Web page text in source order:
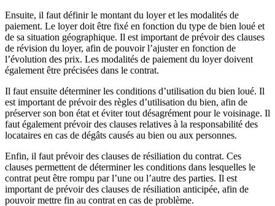
Ensuite, il faut définir le montant du loyer et les modalités de
paiement. Le loyer doit être fixé en fonction du type de bien loué et
de sa situation géographique. Il est important de prévoir des clauses
de révision du loyer, afin de pouvoir l’ajuster en fonction de
l’évolution des prix. Les modalités de paiement du loyer doivent
également être précisées dans le contrat.
Il faut ensuite déterminer les conditions d’utilisation du bien loué. Il
est important de prévoir des règles d’utilisation du bien, afin de
préserver son bon état et éviter tout désagrément pour le voisinage. Il
faut également prévoir des clauses relatives à la responsabilité des
locataires en cas de dégâts causés au bien ou aux personnes.
Enfin, il faut prévoir des clauses de résiliation du contrat. Ces
clauses permettent de déterminer les conditions dans lesquelles le
contrat peut être rompu par l’une ou l’autre des parties. Il est
important de prévoir des clauses de résiliation anticipée, afin de
pouvoir mettre fin au contrat en cas de problème.